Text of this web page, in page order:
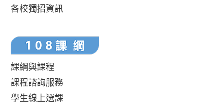
各校獨招資訊
課綱與課程
課程諮詢服務
學生線上選課